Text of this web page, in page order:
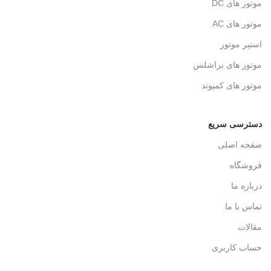
موتور های DC
موتور های AC
استپر موتور
موتور های براشلس
موتور های کمپوند
دسترسی سریع
صفحه اصلی
فروشگاه
درباره ما
تماس با ما
مقالات
حساب کاربری